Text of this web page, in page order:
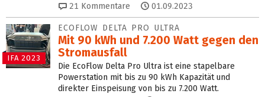
21 Kommentare 01.09.2023
IFA 2023
ECOFLOW DELTA PRO ULTRA
Mit 90 kWh und 7.200 Watt gegen den
Stromausfall
Die EcoFlow Delta Pro Ultra ist eine stapelbare
Powerstation mit bis zu 90 kWh Kapazität und
direkter Einspeisung von bis zu 7.200 Watt.